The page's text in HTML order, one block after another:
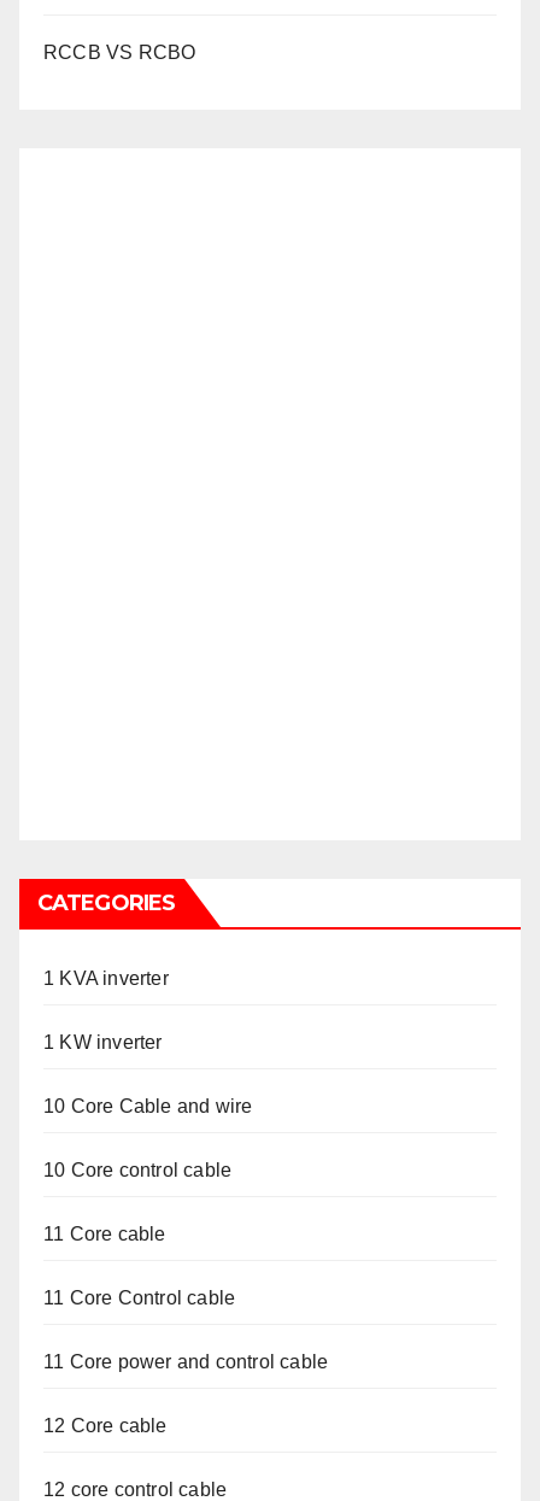
RCCB VS RCBO
CATEGORIES
1 KVA inverter
1 KW inverter
10 Core Cable and wire
10 Core control cable
11 Core cable
11 Core Control cable
11 Core power and control cable
12 Core cable
12 core control cable